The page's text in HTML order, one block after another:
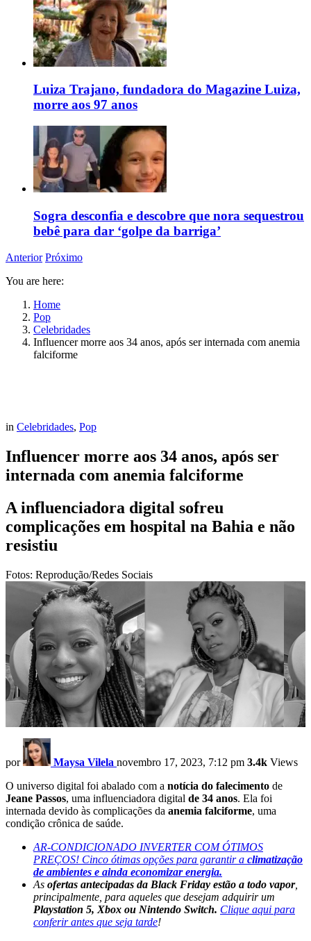
Luiza Trajano, fundadora do Magazine Luiza,
morre aos 97 anos
Sogra desconfia e descobre que nora sequestrou
bebê para dar ‘golpe da barriga’
Anterior Próximo
You are here:
Home
Pop
Celebridades
Influencer morre aos 34 anos, após ser internada com anemia
falciforme
in Celebridades, Pop
Influencer morre aos 34 anos, após ser
internada com anemia falciforme
A influenciadora digital sofreu
complicações em hospital na Bahia e não
resistiu
Fotos: Reprodução/Redes Sociais
por Maysa Vilela novembro 17, 2023, 7:12 pm 3.4k Views
O universo digital foi abalado com a notícia do falecimento de
Jeane Passos, uma influenciadora digital de 34 anos. Ela foi
internada devido às complicações da anemia falciforme, uma
condição crônica de saúde.
AR-CONDICIONADO INVERTER COM ÓTIMOS
PREÇOS! Cinco ótimas opções para garantir a climatização
de ambientes e ainda economizar energia.
As ofertas antecipadas da Black Friday estão a todo vapor,
principalmente, para aqueles que desejam adquirir um
Playstation 5, Xbox ou Nintendo Switch. Clique aqui para
conferir antes que seja tarde!